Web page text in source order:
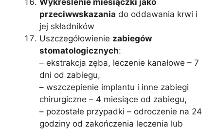
Wykreślenie miesiączki jako
przeciwwskazania do oddawania krwi i
jej składników
Uszczegółowienie zabiegów
stomatologicznych:
– ekstrakcja zęba, leczenie kanałowe – 7
dni od zabiegu,
– wszczepienie implantu i inne zabiegi
chirurgiczne – 4 miesiące od zabiegu,
– pozostałe przypadki – odroczenie na 24
godziny od zakończenia leczenia lub